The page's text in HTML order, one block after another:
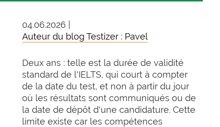
04.06.2026 |
Auteur du blog Testizer : Pavel
Deux ans : telle est la durée de validité
standard de l'IELTS, qui court à compter
de la date du test, et non à partir du jour
où les résultats sont communiqués ou de
la date de dépôt d'une candidature. Cette
limite existe car les compétences